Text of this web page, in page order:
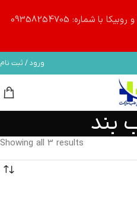
شماره: 09358254705
ورود / ثبت نام
بند
Showing all 3 results